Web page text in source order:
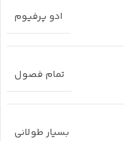
ادو پرفیوم
تمام فصول
بسیار طولانی